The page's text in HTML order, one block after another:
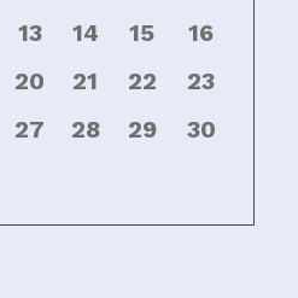
13 14 15
16
20 21 22
23
27 28 29
30